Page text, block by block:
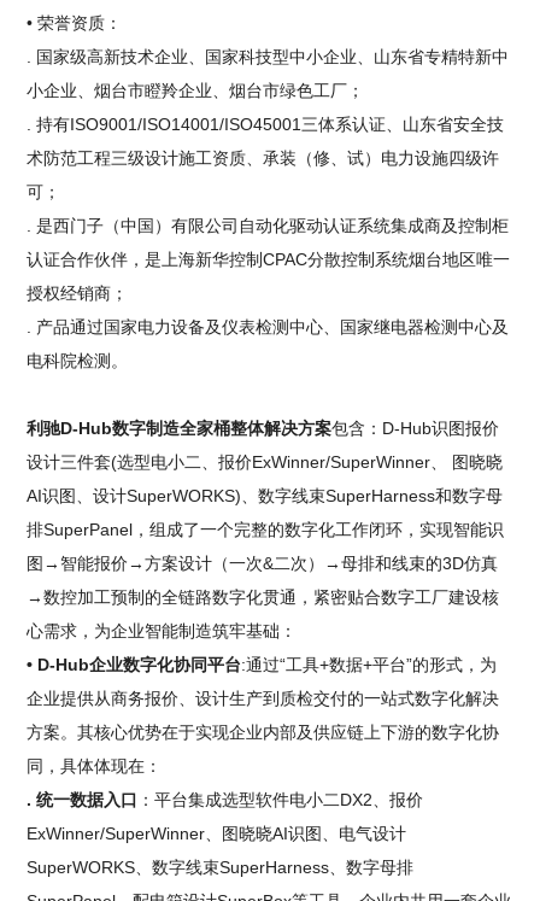
• 荣誉资质：
. 国家级高新技术企业、国家科技型中小企业、山东省专精特新中
小企业、烟台市瞪羚企业、烟台市绿色工厂；
. 持有ISO9001/ISO14001/ISO45001三体系认证、山东省安全技
术防范工程三级设计施工资质、承装（修、试）电力设施四级许
可；
. 是西门子（中国）有限公司自动化驱动认证系统集成商及控制柜
认证合作伙伴，是上海新华控制CPAC分散控制系统烟台地区唯一
授权经销商；
. 产品通过国家电力设备及仪表检测中心、国家继电器检测中心及
电科院检测。
利驰D-Hub数字制造全家桶整体解决方案包含：D-Hub识图报价
设计三件套(选型电小二、报价ExWinner/SuperWinner、 图晓晓
AI识图、设计SuperWORKS)、数字线束SuperHarness和数字母
排SuperPanel，组成了一个完整的数字化工作闭环，实现智能识
图→智能报价→方案设计（一次&二次）→母排和线束的3D仿真
→数控加工预制的全链路数字化贯通，紧密贴合数字工厂建设核
心需求，为企业智能制造筑牢基础：
• D-Hub企业数字化协同平台:通过“工具+数据+平台”的形式，为
企业提供从商务报价、设计生产到质检交付的一站式数字化解决
方案。其核心优势在于实现企业内部及供应链上下游的数字化协
同，具体体现在：
. 统一数据入口 ：平台集成选型软件电小二DX2、报价
ExWinner/SuperWinner、图晓晓AI识图、电气设计
SuperWORKS、数字线束SuperHarness、数字母排